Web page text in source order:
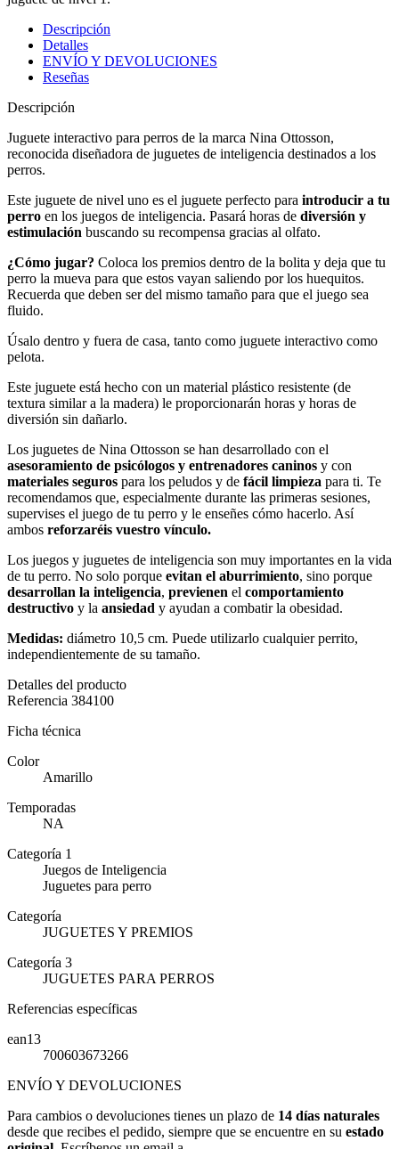
Descripción
Detalles
ENVÍO Y DEVOLUCIONES
Reseñas
Descripción
Juguete interactivo para perros de la marca Nina Ottosson,
reconocida diseñadora de juguetes de inteligencia destinados a los
perros.
Este juguete de nivel uno es el juguete perfecto para introducir a tu
perro en los juegos de inteligencia. Pasará horas de diversión y
estimulación buscando su recompensa gracias al olfato.
¿Cómo jugar? Coloca los premios dentro de la bolita y deja que tu
perro la mueva para que estos vayan saliendo por los huequitos.
Recuerda que deben ser del mismo tamaño para que el juego sea
fluido.
Úsalo dentro y fuera de casa, tanto como juguete interactivo como
pelota.
Este juguete está hecho con un material plástico resistente (de
textura similar a la madera) le proporcionarán horas y horas de
diversión sin dañarlo.
Los juguetes de Nina Ottosson se han desarrollado con el
asesoramiento de psicólogos y entrenadores caninos y con
materiales seguros para los peludos y de fácil limpieza para ti. Te
recomendamos que, especialmente durante las primeras sesiones,
supervises el juego de tu perro y le enseñes cómo hacerlo. Así
ambos reforzaréis vuestro vínculo.
Los juegos y juguetes de inteligencia son muy importantes en la vida
de tu perro. No solo porque evitan el aburrimiento, sino porque
desarrollan la inteligencia, previenen el comportamiento
destructivo y la ansiedad y ayudan a combatir la obesidad.
Medidas: diámetro 10,5 cm. Puede utilizarlo cualquier perrito,
independientemente de su tamaño.
Detalles del producto
Referencia 384100
Ficha técnica
Color
Amarillo
Temporadas
NA
Categoría 1
Juegos de Inteligencia
Juguetes para perro
Categoría
JUGUETES Y PREMIOS
Categoría 3
JUGUETES PARA PERROS
Referencias específicas
ean13
700603673266
ENVÍO Y DEVOLUCIONES
Para cambios o devoluciones tienes un plazo de 14 días naturales
desde que recibes el pedido, siempre que se encuentre en su estado